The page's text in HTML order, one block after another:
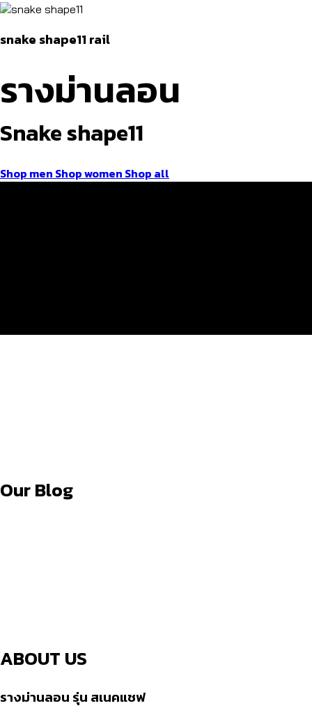
snake shape11 rail
รางม่านลอน
Snake shape11
Shop men Shop women Shop all
Our Blog
ABOUT US
รางม่านลอน รุ่น สเนคแชฟ